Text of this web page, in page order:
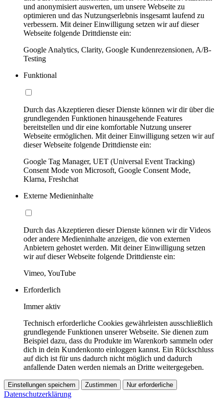
und anonymisiert auswerten, um unsere Webseite zu
optimieren und das Nutzungserlebnis insgesamt laufend zu
verbessern. Mit deiner Einwilligung setzen wir auf dieser
Webseite folgende Drittdienste ein:
Google Analytics, Clarity, Google Kundenrezensionen, A/B-
Testing
Funktional
Durch das Akzeptieren dieser Dienste können wir dir über die
grundlegenden Funktionen hinausgehende Features
bereitstellen und dir eine komfortable Nutzung unserer
Webseite ermöglichen. Mit deiner Einwilligung setzen wir auf
dieser Webseite folgende Drittdienste ein:
Google Tag Manager, UET (Universal Event Tracking)
Consent Mode von Microsoft, Google Consent Mode,
Klarna, Freshchat
Externe Medieninhalte
Durch das Akzeptieren dieser Dienste können wir dir Videos
oder andere Medieninhalte anzeigen, die von externen
Anbietern gehostet werden. Mit deiner Einwilligung setzen
wir auf dieser Webseite folgende Drittdienste ein:
Vimeo, YouTube
Erforderlich
Immer aktiv
Technisch erforderliche Cookies gewährleisten ausschließlich
grundlegende Funktionen unserer Webseite. Sie dienen zum
Beispiel dazu, dass du Produkte im Warenkorb sammeln oder
dich in dein Kundenkonto einloggen kannst. Ein Rückschluss
auf dich ist für uns dadurch nicht möglich und dadurch
anfallende Daten werden niemals an Dritte weitergegeben.
Einstellungen speichern Zustimmen Nur erforderliche
Datenschutzerklärung